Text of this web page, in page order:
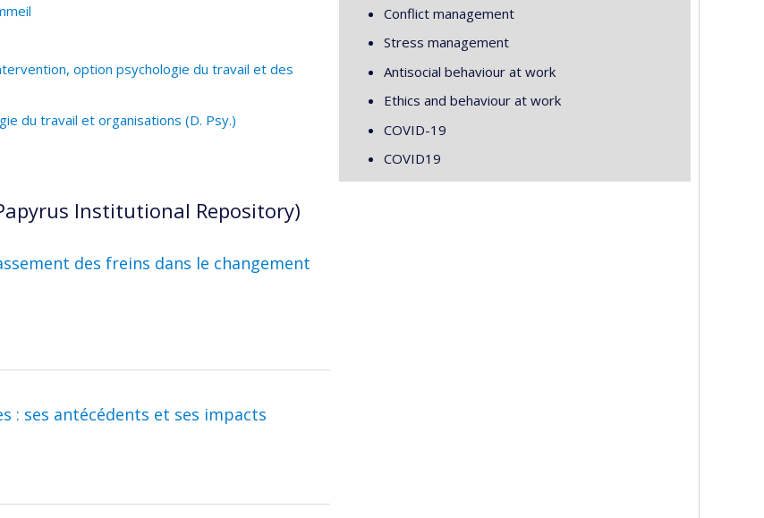
option psychologie du travail et des
du travail et organisations (D. Psy.)
Institutional Repository)
des freins dans le changement
: ses antécédents et ses impacts
Conflict management
Stress management
Antisocial behaviour at work
Ethics and behaviour at work
COVID-19
COVID19